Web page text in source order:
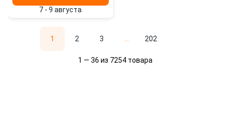
7 - 9 августа
1 2 3 202
1 — 36 из 7254 товара